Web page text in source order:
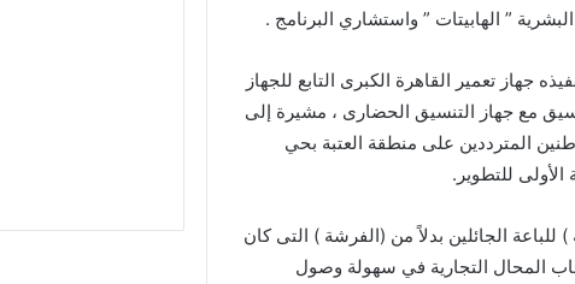
” الهابيتات ” واستشاري البرنامج .
جهاز تعمير القاهرة الكبرى التابع للجهاز
مع جهاز التنسيق الحضارى ، مشيرة إلى
المترددين على منطقة العتبة بحي
للتطوير.
أن أعمال التطوير تتضمن تنفيذ حوالى ٤٧٣ (طاولة ) للباعة الجائلين بدلاً من (الفرشة ) التى كان
المحال التجارية في سهولة وصول